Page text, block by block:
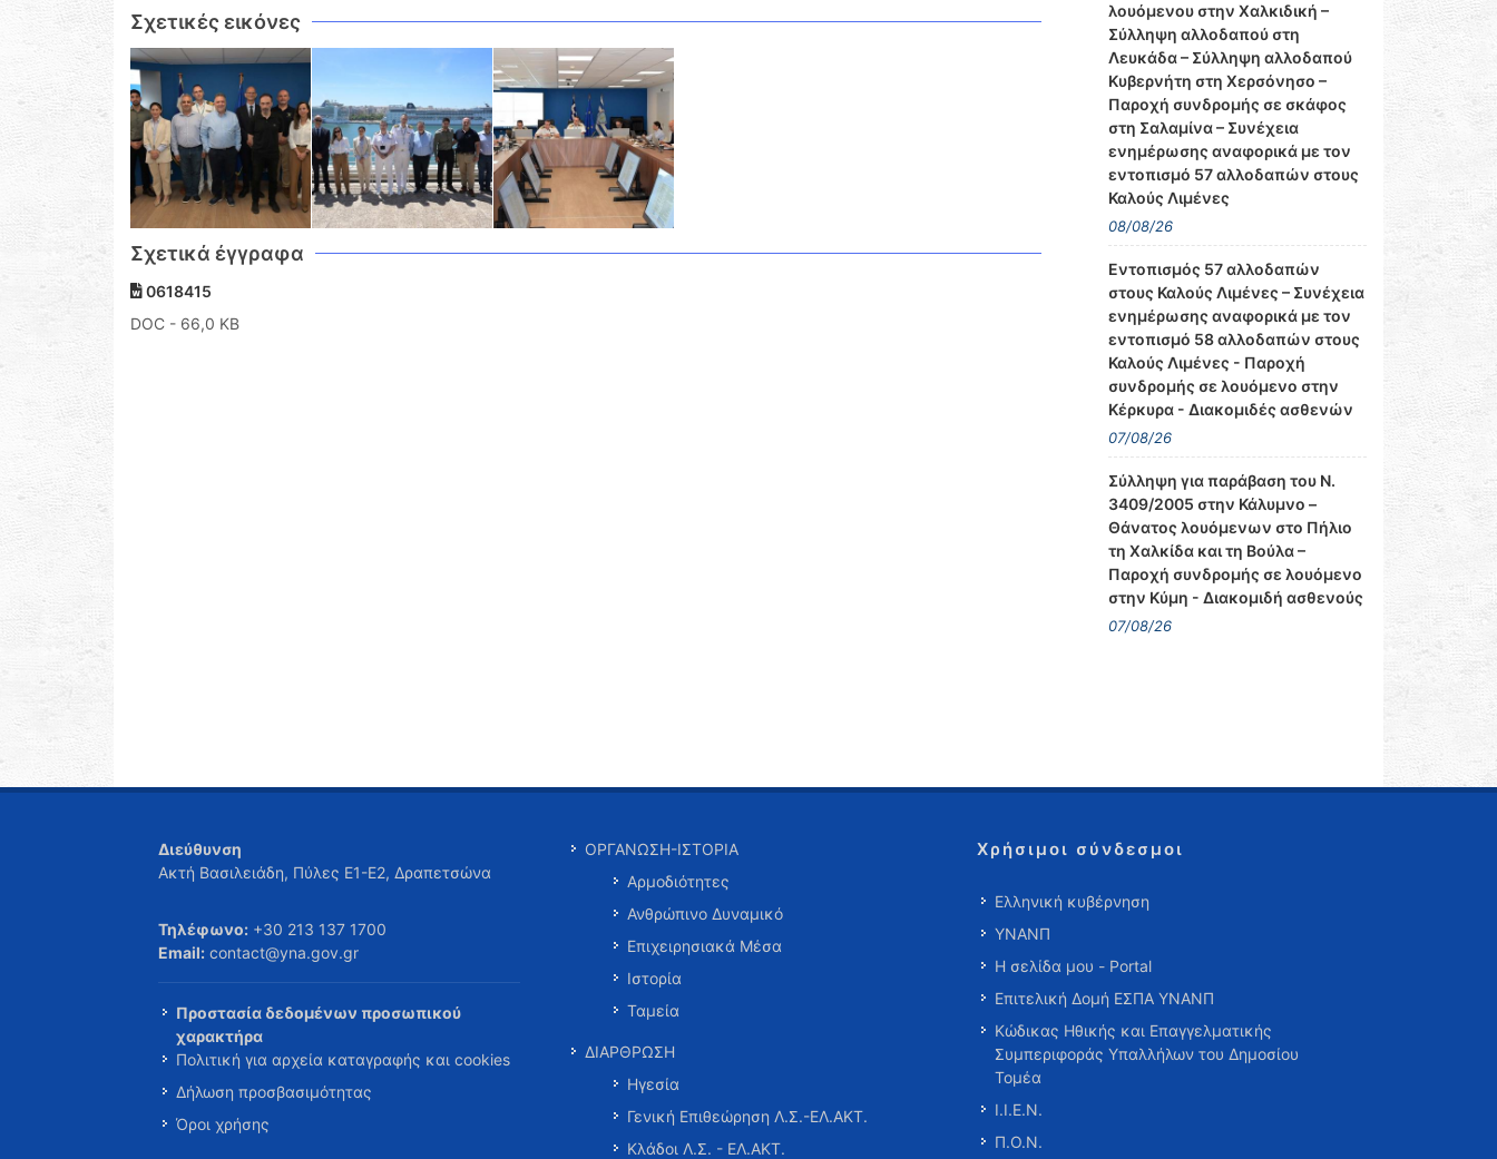
Σχετικές εικόνες
Σχετικά έγγραφα
0618415
DOC - 66,0 KB
λουόμενου στην Χαλκιδική –
Σύλληψη αλλοδαπού στη
Λευκάδα – Σύλληψη αλλοδαπού
Κυβερνήτη στη Χερσόνησο –
Παροχή συνδρομής σε σκάφος
στη Σαλαμίνα – Συνέχεια
ενημέρωσης αναφορικά με τον
εντοπισμό 57 αλλοδαπών στους
Καλούς Λιμένες
08/08/26
Εντοπισμός 57 αλλοδαπών
στους Καλούς Λιμένες – Συνέχεια
ενημέρωσης αναφορικά με τον
εντοπισμό 58 αλλοδαπών στους
Καλούς Λιμένες - Παροχή
συνδρομής σε λουόμενο στην
Κέρκυρα - Διακομιδές ασθενών
07/08/26
Σύλληψη για παράβαση του Ν.
3409/2005 στην Κάλυμνο –
Θάνατος λουόμενων στο Πήλιο
τη Χαλκίδα και τη Βούλα –
Παροχή συνδρομής σε λουόμενο
στην Κύμη - Διακομιδή ασθενούς
07/08/26
Διεύθυνση
Ακτή Βασιλειάδη, Πύλες Ε1-Ε2, Δραπετσώνα
Τηλέφωνο: +30 213 137 1700
Email: contact@yna.gov.gr
Προστασία δεδομένων προσωπικού
χαρακτήρα
Πολιτική για αρχεία καταγραφής και cookies
Δήλωση προσβασιμότητας
Όροι χρήσης
ΟΡΓΑΝΩΣΗ-ΙΣΤΟΡΙΑ
Αρμοδιότητες
Ανθρώπινο Δυναμικό
Επιχειρησιακά Μέσα
Ιστορία
Ταμεία
ΔΙΑΡΘΡΩΣΗ
Ηγεσία
Γενική Επιθεώρηση Λ.Σ.-ΕΛ.ΑΚΤ.
Κλάδοι Λ.Σ. - ΕΛ.ΑΚΤ.
Χρήσιμοι σύνδεσμοι
Ελληνική κυβέρνηση
ΥΝΑΝΠ
Η σελίδα μου - Portal
Επιτελική Δομή ΕΣΠΑ ΥΝΑΝΠ
Κώδικας Ηθικής και Επαγγελματικής
Συμπεριφοράς Υπαλλήλων του Δημοσίου
Τομέα
Ι.Ι.Ε.Ν.
Π.Ο.Ν.